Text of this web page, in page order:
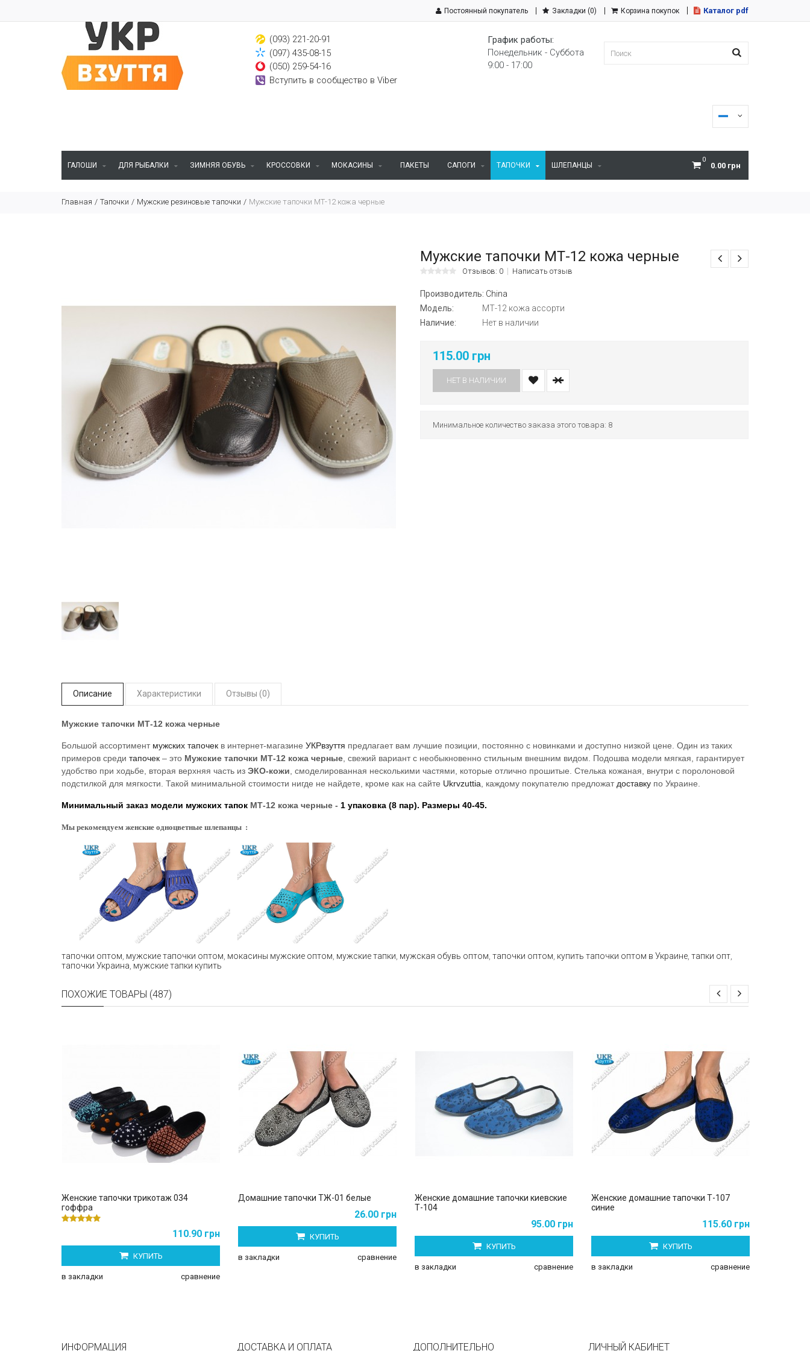
Постоянный покупатель Закладки (0) Корзина покупок Каталог pdf
(093) 221-20-91
(097) 435-08-15
(050) 259-54-16
Вступить в сообщество в Viber
График работы:
Понедельник - Суббота
9:00 - 17:00
0
0.00 грн
ГАЛОШИ ДЛЯ РЫБАЛКИ ЗИМНЯЯ ОБУВЬ КРОССОВКИ МОКАСИНЫ ПАКЕТЫ САПОГИ ТАПОЧКИ ШЛЕПАНЦЫ
Главная Тапочки Мужские резиновые тапочки Мужские тапочки МТ-12 кожа черные
Мужские тапочки МТ-12 кожа черные
Отзывов: 0 Написать отзыв
Производитель: China
Модель:
МТ-12 кожа ассорти
Наличие:
Нет в наличии
115.00 грн
НЕТ В НАЛИЧИИ
Минимальное количество заказа этого товара: 8
Описание Характеристики Отзывы (0)
Мужские тапочки МТ-12 кожа черные
Большой ассортимент мужских тапочек в интернет-магазине УКРвзуття предлагает вам лучшие позиции, постоянно с новинками и доступно низкой цене. Один из таких
примеров среди тапочек – это Мужские тапочки МТ-12 кожа черные , свежий вариант с необыкновенно стильным внешним видом. Подошва модели мягкая, гарантирует
удобство при ходьбе, вторая верхняя часть из ЭКО-кожи , смоделированная несколькими частями, которые отлично прошитые. Стелька кожаная, внутри с поролоновой
подстилкой для мягкости. Такой минимальной стоимости нигде не найдете, кроме как на сайте Ukrvzuttia , каждому покупателю предложат доставку по Украине.
Минимальный заказ модели мужских тапок МТ-12 кожа черные - 1 упаковка (8 пар). Размеры 40-45.
Мы рекомендуем женские одноцветные шлепанцы :
тапочки оптом мужские тапочки оптом мокасины мужские оптом мужские тапки мужская обувь оптом тапочки оптом купить тапочки оптом в Украине тапки опт
тапочки Украина мужские тапки купить
ПОХОЖИЕ ТОВАРЫ (487)
Женские тапочки трикотаж 034
гоффра
110.90 грн
КУПИТЬ
в закладки сравнение
Домашние тапочки ТЖ-01 белые
26.00 грн
КУПИТЬ
в закладки сравнение
Женские домашние тапочки киевские
Т-104
95.00 грн
КУПИТЬ
в закладки сравнение
Женские домашние тапочки Т-107
синие
115.60 грн
КУПИТЬ
в закладки сравнение
ИНФОРМАЦИЯ ДОСТАВКА И ОПЛАТА ДОПОЛНИТЕЛЬНО ЛИЧНЫЙ КАБИНЕТ